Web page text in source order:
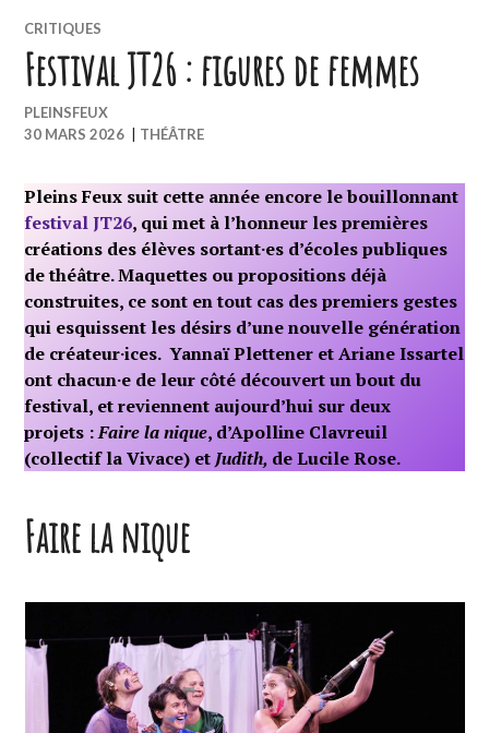
CRITIQUES
Festival JT26 : figures de femmes
PLEINSFEUX
30 MARS 2026
THÉÂTRE
Pleins Feux suit cette année encore le bouillonnant
festival JT26, qui met à l’honneur les premières
créations des élèves sortant·es d’écoles publiques
de théâtre. Maquettes ou propositions déjà
construites, ce sont en tout cas des premiers gestes
qui esquissent les désirs d’une nouvelle génération
de créateur·ices. Yannaï Plettener et Ariane Issartel
ont chacun·e de leur côté découvert un bout du
festival, et reviennent aujourd’hui sur deux
projets :Faire la nique, d’Apolline Clavreuil
(collectif la Vivace) et Judith, de Lucile Rose.
Faire la nique